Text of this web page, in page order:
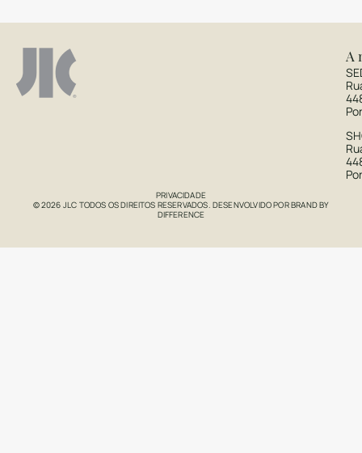
A
PRIVACIDADE
© 2026 JLC TODOS OS DIREITOS RESERVADOS. DESENVOLVIDO PORBRAND BY
DIFFERENCE